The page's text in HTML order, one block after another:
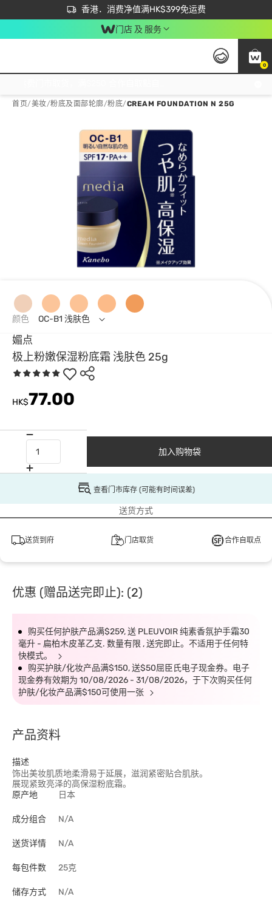
香港．消费净值满HK$399免运费
立即成为易赏钱会员尽享独家优惠
首次APP下单买满$450 输入 NEWAPP 即减$50
门店 及 服务
0
首页/美妆/粉底及面部轮廓/粉底/CREAM FOUNDATION N 25G
媚点
极上粉嫩保湿粉底霜 浅肤色 25g
HK$77.00
颜色 OC-B1 浅肤色
加入购物袋
查看门市库存 (可能有时间误差)
送货方式
送货到府 门店取货 合作自取点
优惠 (赠品送完即止): (2)
购买任何护肤产品满$259, 送 PLEUVOIR 纯素香氛护手霜30
毫升 - 扁柏木皮革乙支. 数量有限 , 送完即止。不适用于任何特
快模式。
购买护肤/化妆产品满$150, 送$50屈臣氏电子现金券。电子
现金券有效期为 10/08/2026 - 31/08/2026，于下次购买任何
护肤/化妆产品满$150可使用一张
产品资料
描述
饰出美妆肌质地柔滑易于延展，滋润紧密贴合肌肤。
展现紧致亮泽的高保湿粉底霜。
原产地
日本
成分组合 N/A
送货详情 N/A
每包件数 25克
储存方式 N/A